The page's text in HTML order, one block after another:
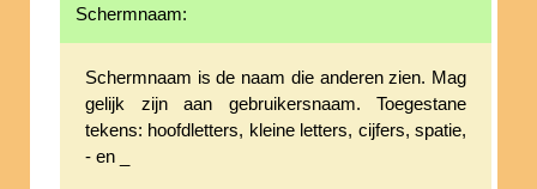
Schermnaam:
Schermnaam is de naam die anderen zien. Mag
gelijk zijn aan gebruikersnaam. Toegestane
tekens: hoofdletters, kleine letters, cijfers, spatie,
- en _